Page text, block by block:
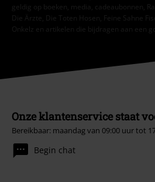
geldig op boeken, media, cadeaubonnen,
Die Ärzte, Die Toten Hosen, Feine Sahne
Onkelz en artikelen die bijdragen aan een
Onze klantenservice staat
Bereikbaar: maandag van 09:00 uur tot
Begin chat